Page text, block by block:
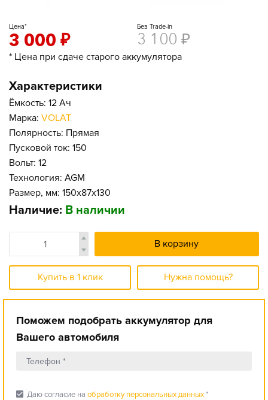
Цена*
3 000 ₽
Без Trade-in
3 100 ₽
* Цена при сдаче старого аккумулятора
Характеристики
Ёмкость: 12 Ач
Марка: VOLAT
Полярность: Прямая
Пусковой ток: 150
Вольт: 12
Технология: AGM
Размер, мм: 150x87x130
Наличие: В наличии
В корзину
Купить в 1 клик Нужна помощь?
Поможем подобрать аккумулятор для
Вашего автомобиля
check_box Даю согласие на обработку персональных данных*